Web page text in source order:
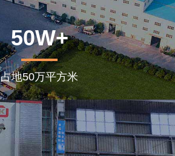
50W+
占地50万平方米